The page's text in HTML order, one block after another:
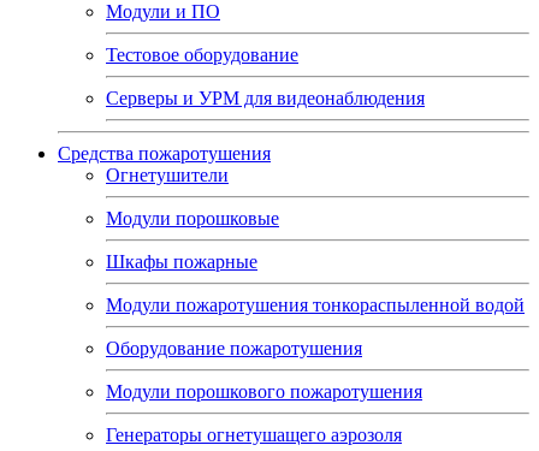
Модули и ПО
Тестовое оборудование
Серверы и УРМ для видеонаблюдения
Средства пожаротушения
Огнетушители
Модули порошковые
Шкафы пожарные
Модули пожаротушения тонкораспыленной водой
Оборудование пожаротушения
Модули порошкового пожаротушения
Генераторы огнетушащего аэрозоля